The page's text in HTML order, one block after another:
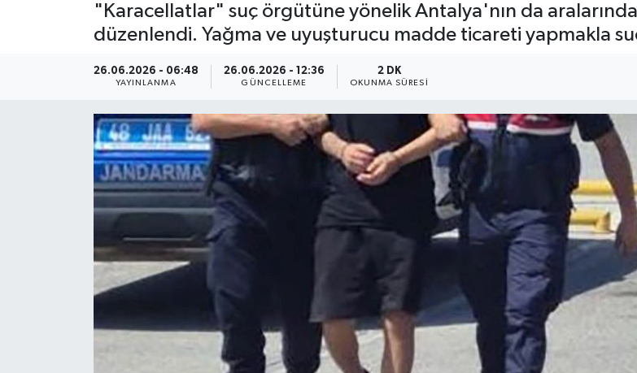
"Karacellatlar" suç örgütüne yönelik Antalya'nın da
düzenlendi. Yağma ve uyuşturucu madde ticareti yapmakla
26.06.2026 - 06:48
YAYINLANMA
26.06.2026 - 12:36
GÜNCELLEME
2 DK
OKUNMA SÜRESI
Magazin
Tüm Manşetler